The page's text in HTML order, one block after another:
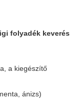
folyadék keverés
a kiegészítő
ánizs)